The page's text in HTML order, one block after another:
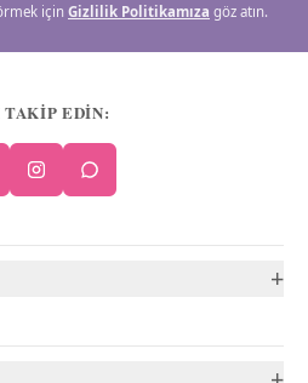
için Gizlilik Politikamıza göz atın.
EDİN:
+